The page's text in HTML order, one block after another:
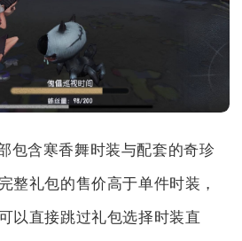
包含寒香舞时装与配套的奇珍
整礼包的售价高于单件时装，
以直接跳过礼包选择时装直